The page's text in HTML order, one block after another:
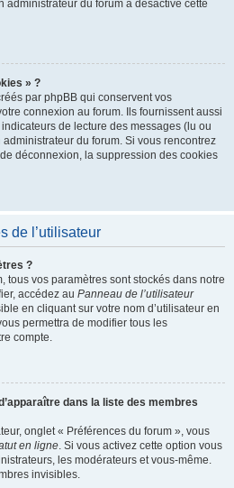
administrateur du forum a désactivé cette
» ?
par phpBB qui conservent vos
connexion au forum. Ils fournissent aussi
de lecture des messages (lu ou
du forum. Si vous rencontrez
déconnexion, la suppression des cookies
de l’utilisateur
?
tous vos paramètres sont stockés dans notre
accédez au Panneau de l’utilisateur
en cliquant sur votre nom d’utilisateur en
permettra de modifier tous les
compte.
dans la liste des membres
onglet « Préférences du forum », vous
en ligne. Si vous activez cette option vous
les modérateurs et vous-même.
invisibles.